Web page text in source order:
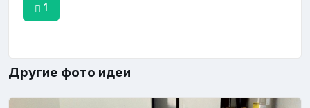
1
Другие фото идеи